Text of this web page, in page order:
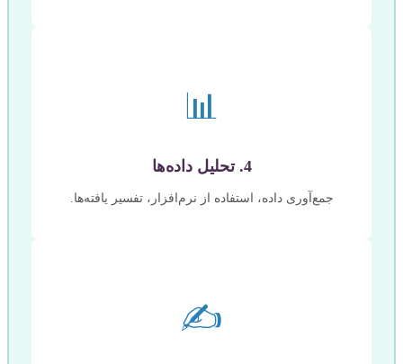
📊
4. تحلیل داده‌ها
جمع‌آوری داده، استفاده از نرم‌افزار، تفسیر یافته‌ها.
✍️